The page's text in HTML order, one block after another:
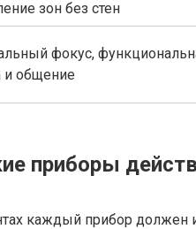
зон без стен
фокус,
и общение
приборы
каждый прибор должен